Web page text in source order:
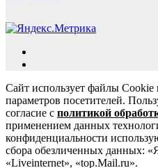
Сайт использует файлы Cookie
параметров посетителей.
согласие с политикой
применением данных
конфиденциальности
сбора обезличенных данных:
«Liveinternet», «top.Mail.ru».